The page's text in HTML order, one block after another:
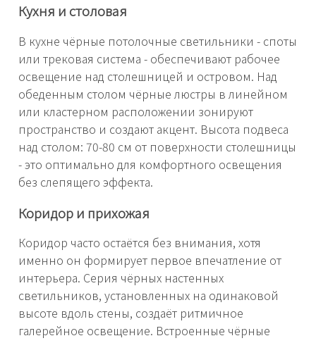
Кухня и столовая
В кухне чёрные потолочные светильники - споты
или трековая система - обеспечивают рабочее
освещение над столешницей и островом. Над
обеденным столом чёрные люстры в линейном
или кластерном расположении зонируют
пространство и создают акцент. Высота подвеса
над столом: 70-80 см от поверхности столешницы
- это оптимально для комфортного освещения
без слепящего эффекта.
Коридор и прихожая
Коридор часто остаётся без внимания, хотя
именно он формирует первое впечатление от
интерьера. Серия чёрных настенных
светильников, установленных на одинаковой
высоте вдоль стены, создаёт ритмичное
галерейное освещение. Встроенные чёрные